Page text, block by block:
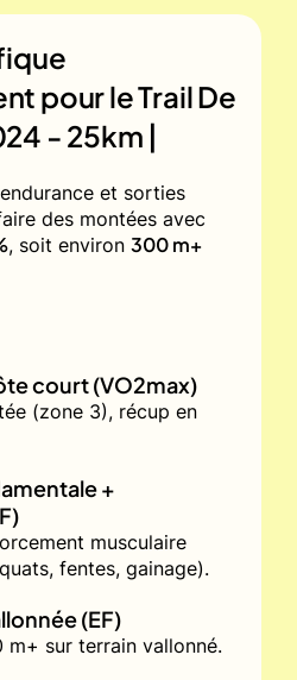
pour leTrail De
- 25km |
et sorties
des montées avec
, soit environ 300 m+
court (VO2max)
(zone 3), récup en
+
musculaire
fentes, gainage).
(EF)
m+ sur terrain vallonné.